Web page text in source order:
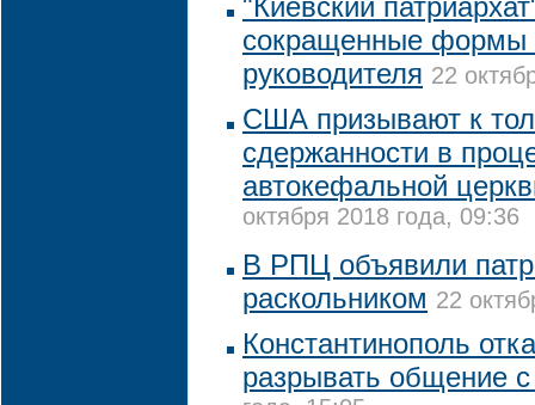
"Киевский
сокращенные формы
руководителя 22
США призывают к
сдержанности в
автокефальной
октября 2018 года, 09:36
В РПЦ объявили
раскольником 22
Константинополь
разрывать общение